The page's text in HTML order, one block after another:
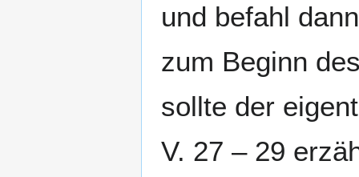
und befahl
zum Beginn
sollte der
V. 27 – 29